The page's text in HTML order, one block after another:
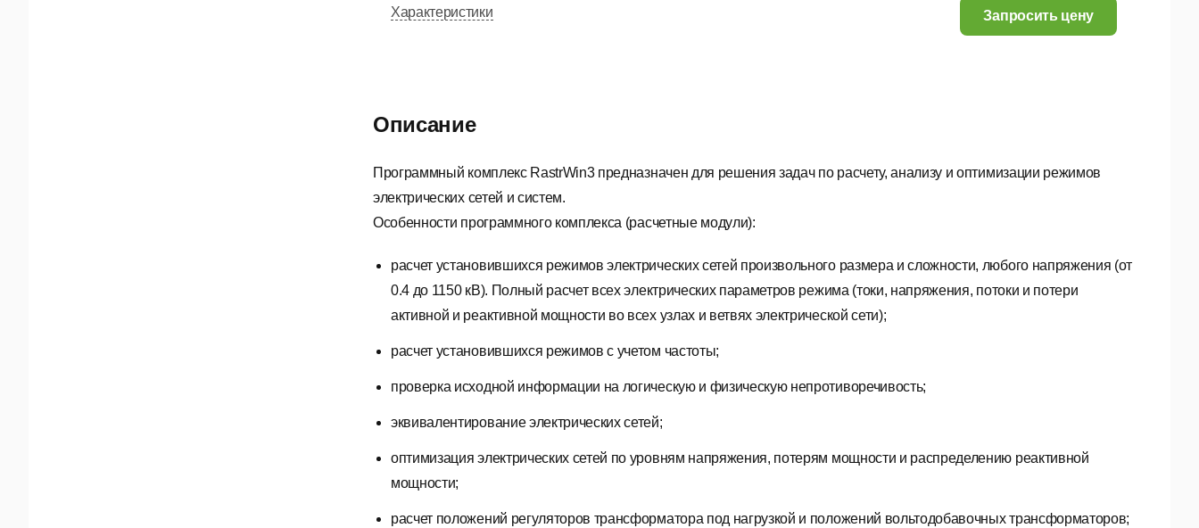
Описание
Программный комплекс RastrWin3 предназначен для решения задач по расчету, анализу и оптимизации режимов
электрических сетей и систем.
Особенности программного комплекса (расчетные модули):
расчет установившихся режимов электрических сетей произвольного размера и сложности, любого напряжения (от
0.4 до 1150 кВ). Полный расчет всех электрических параметров режима (токи, напряжения, потоки и потери
активной и реактивной мощности во всех узлах и ветвях электрической сети);
расчет установившихся режимов с учетом частоты;
проверка исходной информации на логическую и физическую непротиворечивость;
эквивалентирование электрических сетей;
оптимизация электрических сетей по уровням напряжения, потерям мощности и распределению реактивной
мощности;
расчет положений регуляторов трансформатора под нагрузкой и положений вольтодобавочных трансформаторов;
Запросить цену
Характеристики